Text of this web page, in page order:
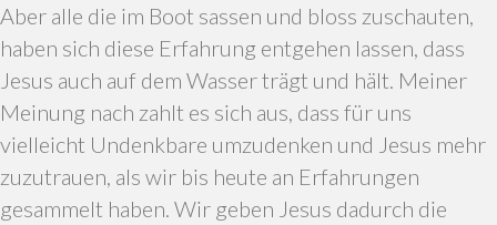
Aber alle die im Boot sassen und bloss zuschauten,
haben sich diese Erfahrung entgehen lassen, dass
Jesus auch auf dem Wasser trägt und hält. Meiner
Meinung nach zahlt es sich aus, dass für uns
vielleicht Undenkbare umzudenken und Jesus mehr
zuzutrauen, als wir bis heute an Erfahrungen
gesammelt haben. Wir geben Jesus dadurch die